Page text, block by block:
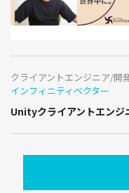
クライアントエンジニア/開
インフィニティベクター
Unityクライアントエンジ